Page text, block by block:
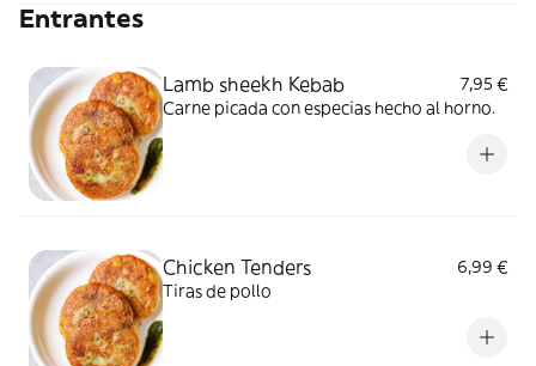
Entrantes
Lamb sheekh Kebab
7,95 €
Carne picada con especias hecho al horno.
Chicken Tenders
6,99 €
Tiras de pollo